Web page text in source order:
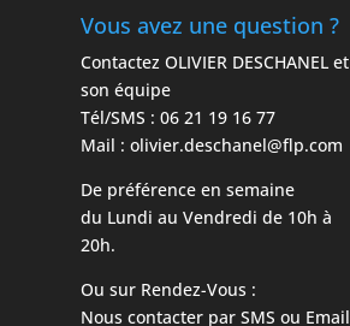
Vous avez une question ?
Contactez OLIVIER DESCHANEL et
son équipe
Tél/SMS :06 21 19 16 77
Mail :olivier.deschanel@flp.com
De préférence en semaine
du Lundi au Vendredi de 10h à
20h.
Ou sur Rendez-Vous :
Nous contacter parSMS ou Email